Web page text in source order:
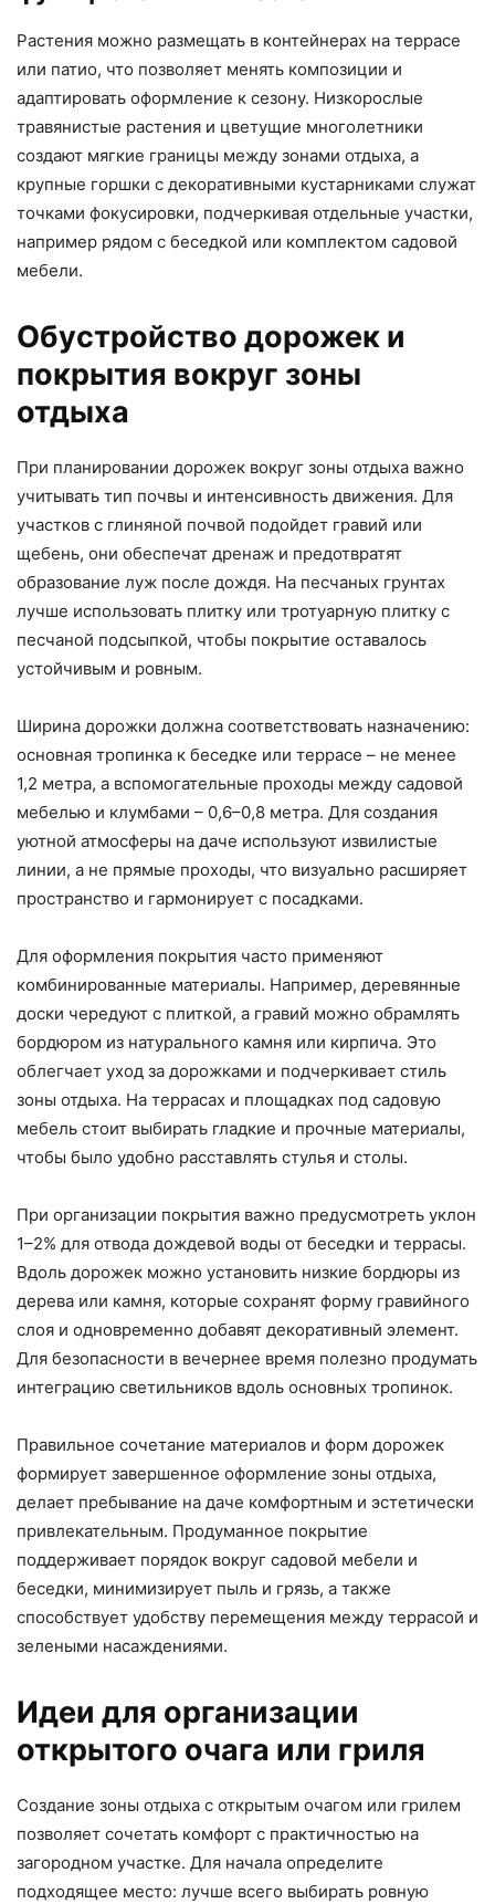
Растения можно размещать в контейнерах на террасе
или патио, что позволяет менять композиции и
адаптировать оформление к сезону. Низкорослые
травянистые растения и цветущие многолетники
создают мягкие границы между зонами отдыха, а
крупные горшки с декоративными кустарниками служат
точками фокусировки, подчеркивая отдельные участки,
например рядом с беседкой или комплектом садовой
мебели.
Обустройство дорожек и
покрытия вокруг зоны
отдыха
При планировании дорожек вокруг зоны отдыха важно
учитывать тип почвы и интенсивность движения. Для
участков с глиняной почвой подойдет гравий или
щебень, они обеспечат дренаж и предотвратят
образование луж после дождя. На песчаных грунтах
лучше использовать плитку или тротуарную плитку с
песчаной подсыпкой, чтобы покрытие оставалось
устойчивым и ровным.
Ширина дорожки должна соответствовать назначению:
основная тропинка к беседке или террасе – не менее
1,2 метра, а вспомогательные проходы между садовой
мебелью и клумбами – 0,6–0,8 метра. Для создания
уютной атмосферы на даче используют извилистые
линии, а не прямые проходы, что визуально расширяет
пространство и гармонирует с посадками.
Для оформления покрытия часто применяют
комбинированные материалы. Например, деревянные
доски чередуют с плиткой, а гравий можно обрамлять
бордюром из натурального камня или кирпича. Это
облегчает уход за дорожками и подчеркивает стиль
зоны отдыха. На террасах и площадках под садовую
мебель стоит выбирать гладкие и прочные материалы,
чтобы было удобно расставлять стулья и столы.
При организации покрытия важно предусмотреть уклон
1–2% для отвода дождевой воды от беседки и террасы.
Вдоль дорожек можно установить низкие бордюры из
дерева или камня, которые сохранят форму гравийного
слоя и одновременно добавят декоративный элемент.
Для безопасности в вечернее время полезно продумать
интеграцию светильников вдоль основных тропинок.
Правильное сочетание материалов и форм дорожек
формирует завершенное оформление зоны отдыха,
делает пребывание на даче комфортным и эстетически
привлекательным. Продуманное покрытие
поддерживает порядок вокруг садовой мебели и
беседки, минимизирует пыль и грязь, а также
способствует удобству перемещения между террасой и
зелеными насаждениями.
Идеи для организации
открытого очага или гриля
Создание зоны отдыха с открытым очагом или грилем
позволяет сочетать комфорт с практичностью на
загородном участке. Для начала определите
подходящее место: лучше всего выбирать ровную